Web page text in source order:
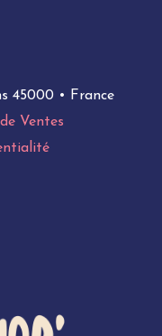
45000 • France
Ventes